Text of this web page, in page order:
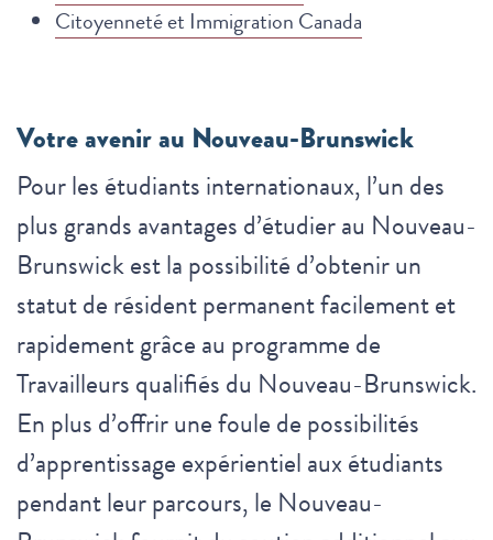
Citoyenneté et Immigration Canada
Votre avenir au Nouveau-Brunswick
Pour les étudiants internationaux, l’un des
plus grands avantages d’étudier au Nouveau-
Brunswick est la possibilité d’obtenir un
statut de résident permanent facilement et
rapidement grâce au programme de
Travailleurs qualifiés du Nouveau-Brunswick.
En plus d’offrir une foule de possibilités
d’apprentissage expérientiel aux étudiants
pendant leur parcours, le Nouveau-